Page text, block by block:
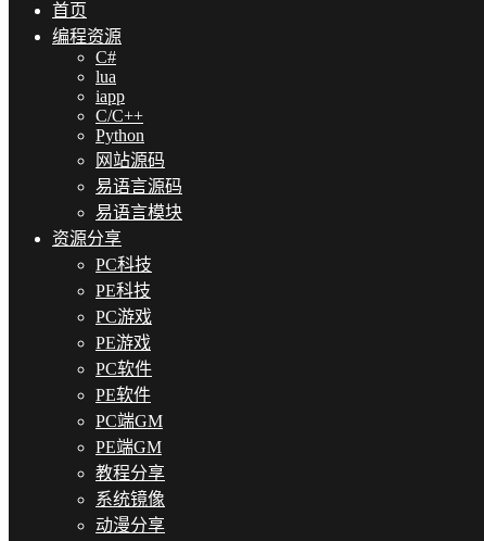
首页
编程资源
C#
lua
iapp
C/C++
Python
网站源码
易语言源码
易语言模块
资源分享
PC科技
PE科技
PC游戏
PE游戏
PC软件
PE软件
PC端GM
PE端GM
教程分享
系统镜像
动漫分享